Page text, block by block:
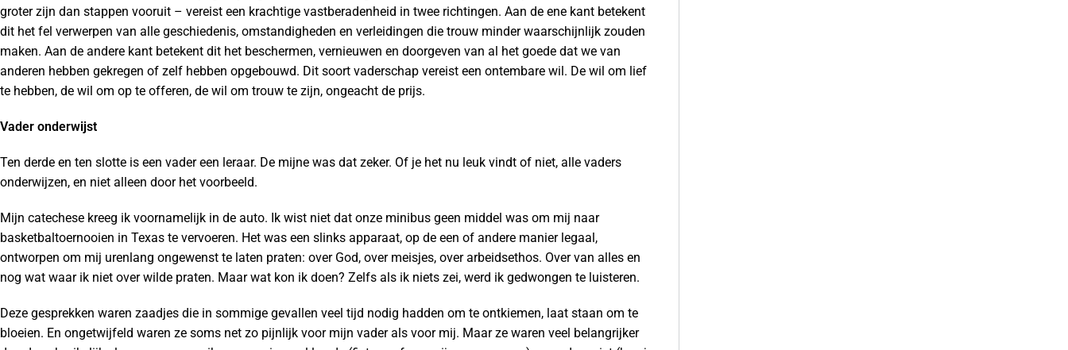
groter zijn dan stappen vooruit – vereist een krachtige vastberadenheid in twee richtingen. Aan de ene kant betekent
dit het fel verwerpen van alle geschiedenis, omstandigheden en verleidingen die trouw minder waarschijnlijk zouden
maken. Aan de andere kant betekent dit het beschermen, vernieuwen en doorgeven van al het goede dat we van
anderen hebben gekregen of zelf hebben opgebouwd. Dit soort vaderschap vereist een ontembare wil. De wil om lief
te hebben, de wil om op te offeren, de wil om trouw te zijn, ongeacht de prijs.
Vader onderwijst
Ten derde en ten slotte is een vader een leraar. De mijne was dat zeker. Of je het nu leuk vindt of niet, alle vaders
onderwijzen, en niet alleen door het voorbeeld.
Mijn catechese kreeg ik voornamelijk in de auto. Ik wist niet dat onze minibus geen middel was om mij naar
basketbaltoernooien in Texas te vervoeren. Het was een slinks apparaat, op de een of andere manier legaal,
ontworpen om mij urenlang ongewenst te laten praten: over God, over meisjes, over arbeidsethos. Over van alles en
nog wat waar ik niet over wilde praten. Maar wat kon ik doen? Zelfs als ik niets zei, werd ik gedwongen te luisteren.
Deze gesprekken waren zaadjes die in sommige gevallen veel tijd nodig hadden om te ontkiemen, laat staan ​​om te
bloeien. En ongetwijfeld waren ze soms net zo pijnlijk voor mijn vader als voor mij. Maar ze waren veel belangrijker